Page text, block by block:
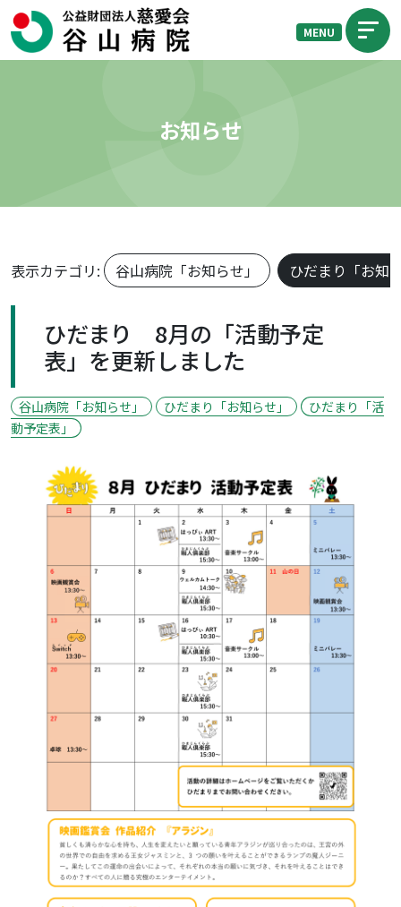
MENU
お知らせ
表示カテゴリ: 谷山病院「お知らせ」 ひだまり「お知
ひだまり 8月の「活動予定
表」を更新しました
谷山病院「お知らせ」 ひだまり「お知らせ」
ひだまり「活
動予定表」